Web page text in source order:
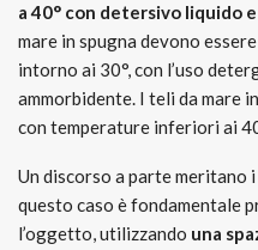
a 40° con detersivo liquido
mare in spugna devono
intorno ai 30°, con l’uso
ammorbidente. I teli da mare
con temperature inferiori ai
Un discorso a parte meritano
questo caso è fondamentale
l’oggetto, utilizzando una